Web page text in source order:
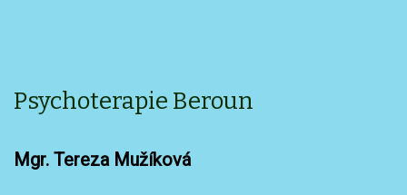
Psychoterapie Beroun
Mgr. Tereza Mužíková